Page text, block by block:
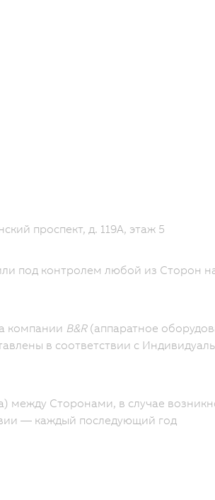
проспект, д. 119А, этаж 5
под контролем любой из Сторон
компании B&R(аппаратное
в соответствии с
между Сторонами, в случае
— каждый последующий год